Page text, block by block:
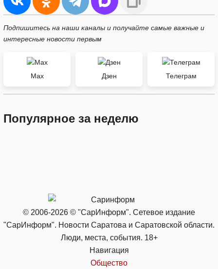
Подпишитесь на наши каналы и получайте самые важные и
интересные новости первым
Max Дзен Телеграм
Популярное за неделю
© 2006-2026 © "СарИнформ". Сетевое издание
"СарИнформ". Новости Саратова и Саратовской области.
Люди, места, события. 18+
Навигация
Общество